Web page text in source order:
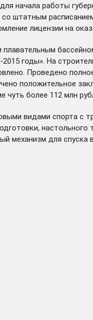
начала работы
штатным
лицензии на
годы». На
Проведено
положительное
более 112 млн
видами спорта с
настольного
механизм для спуска